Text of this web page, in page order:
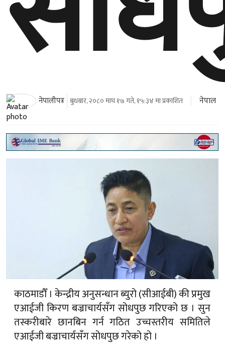
नेपालीपत्र बुधबार, २०८० माघ १७ गते, १५:३४ मा प्रकाशित नेपाल
काठमाडौँ । केन्द्रीय अनुसन्धान ब्युरो (सीआईबी) की प्रमुख
एआईजी किरण बज्राचार्यसँग सोधपुछ गरिएको छ । सुन
तस्करीबारे छानबिन गर्न गठित उच्चस्तरीय समितिले
एआईजी बज्राचार्यसँग सोधपुछ गरेको हो ।